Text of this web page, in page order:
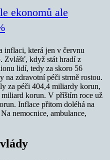
ekonomů ale
inflaci, která jen v červnu
Zvlášť, když stát hradí z
lidí, tedy za skoro 56
na zdravotní péči strmě rostou.
za péči 404,4 miliardy korun,
korun. V příštím roce už
Inflace přitom doléhá na
nemocnice, ambulance,